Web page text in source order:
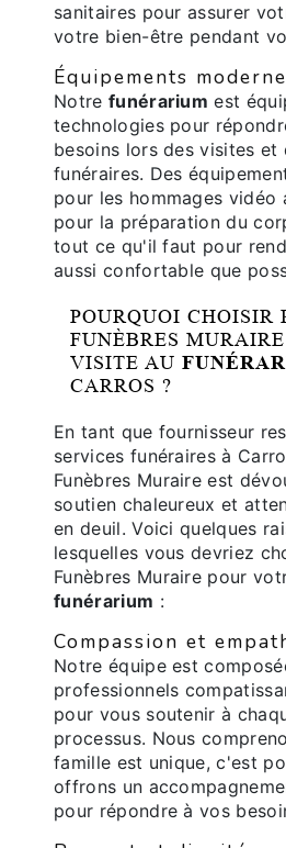
sanitaires pour assurer
votre bien-être pendant
Équipements
Notre funérarium est
technologies pour
besoins lors des visites et
funéraires. Des
pour les hommages vidéo
pour la préparation du
tout ce qu'il faut pour
aussi confortable que
POURQUOI CHOISIR
FUNÈBRES
VISITE AU
CARROS ?
En tant que fournisseur
services funéraires à
Funèbres Muraire est
soutien chaleureux et
en deuil. Voici quelques
lesquelles vous devriez
Funèbres Muraire pour
funérarium :
Compassion et
Notre équipe est
professionnels
pour vous soutenir à
processus. Nous
famille est unique, c'est
offrons un
pour répondre à vos